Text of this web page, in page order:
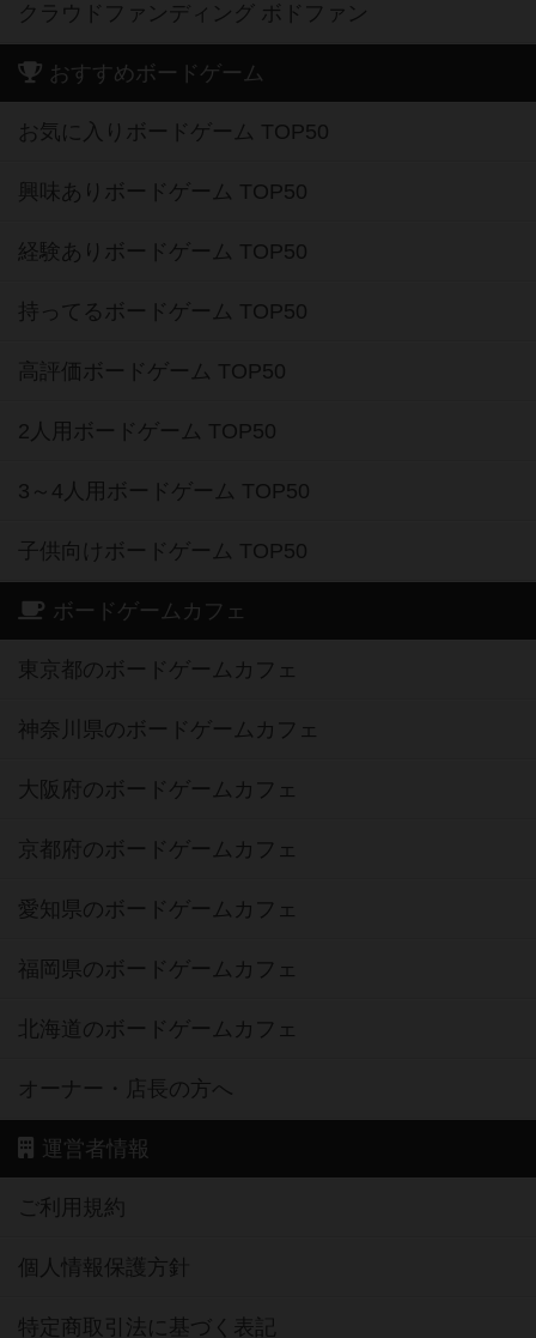
クラウドファンディング ボドファン
おすすめボードゲーム
お気に入りボードゲーム TOP50
興味ありボードゲーム TOP50
経験ありボードゲーム TOP50
持ってるボードゲーム TOP50
高評価ボードゲーム TOP50
2人用ボードゲーム TOP50
3～4人用ボードゲーム TOP50
子供向けボードゲーム TOP50
ボードゲームカフェ
東京都のボードゲームカフェ
神奈川県のボードゲームカフェ
大阪府のボードゲームカフェ
京都府のボードゲームカフェ
愛知県のボードゲームカフェ
福岡県のボードゲームカフェ
北海道のボードゲームカフェ
オーナー・店長の方へ
運営者情報
ご利用規約
個人情報保護方針
特定商取引法に基づく表記